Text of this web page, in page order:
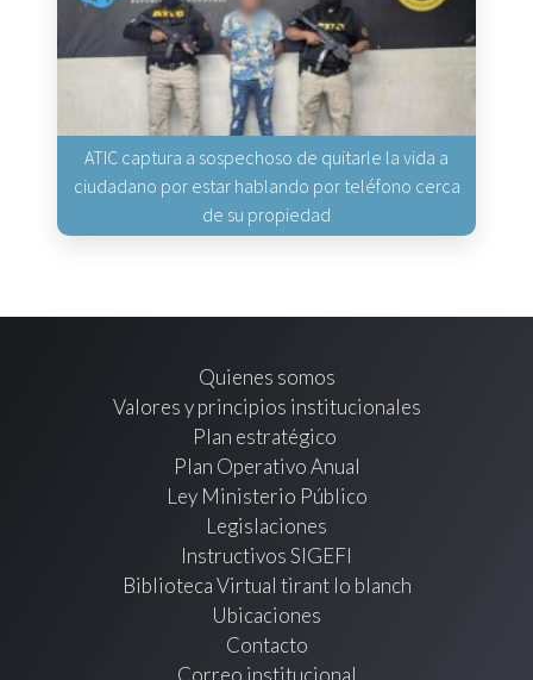
ATIC captura a sospechoso de quitarle la vida a
ciudadano por estar hablando por teléfono cerca
de su propiedad
Quienes somos
Valores y principios institucionales
Plan estratégico
Plan Operativo Anual
Ley Ministerio Público
Legislaciones
Instructivos SIGEFI
Biblioteca Virtual tirant lo blanch
Ubicaciones
Contacto
Correo institucional